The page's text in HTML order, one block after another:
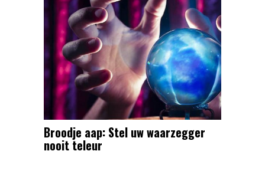
Broodje aap: Stel uw waarzegger
nooit teleur